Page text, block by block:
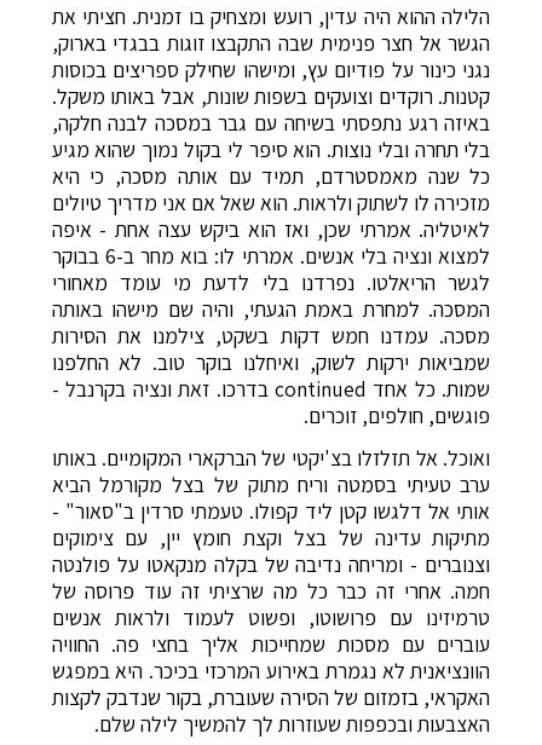
הלילה ההוא היה עדין, רועש ומצחיק בו זמנית. חציתי את
הגשר אל חצר פנימית שבה התקבצו זוגות בבגדי בארוק,
נגני כינור על פודיום עץ, ומישהו שחילק ספריצים בכוסות
קטנות. רוקדים וצועקים בשפות שונות, אבל באותו משקל.
באיזה רגע נתפסתי בשיחה עם גבר במסכה לבנה חלקה,
בלי תחרה ובלי נוצות. הוא סיפר לי בקול נמוך שהוא מגיע
כל שנה מאמסטרדם, תמיד עם אותה מסכה, כי היא
מזכירה לו לשתוק ולראות. הוא שאל אם אני מדריך טיולים
לאיטליה. אמרתי שכן, ואז הוא ביקש עצה אחת - איפה
למצוא ונציה בלי אנשים. אמרתי לו: בוא מחר ב-6 בבוקר
לגשר הריאלטו. נפרדנו בלי לדעת מי עומד מאחורי
המסכה. למחרת באמת הגעתי, והיה שם מישהו באותה
מסכה. עמדנו חמש דקות בשקט, צילמנו את הסירות
שמביאות ירקות לשוק, ואיחלנו בוקר טוב. לא החלפנו
שמות. כל אחד continued בדרכו. זאת ונציה בקרנבל -
פוגשים, חולפים, זוכרים.
ואוכל. אל תזלזלו בצ'יקטי של הברקארי המקומיים. באותו
ערב טעיתי בסמטה וריח מתוק של בצל מקורמל הביא
אותי אל דלגשו קטן ליד קפולו. טעמתי סרדין ב"סאור" -
מתיקות עדינה של בצל וקצת חומץ יין, עם צימוקים
וצנוברים - ומריחה נדיבה של בקלה מנקאטו על פולנטה
חמה. אחרי זה כבר כל מה שרציתי זה עוד פרוסה של
טרמיזינו עם פרושוטו, ופשוט לעמוד ולראות אנשים
עוברים עם מסכות שמחייכות אליך בחצי פה. החוויה
הוונציאנית לא נגמרת באירוע המרכזי בכיכר. היא במפגש
האקראי, בזמזום של הסירה שעוברת, בקור שנדבק לקצות
האצבעות ובכפפות שעוזרות לך להמשיך לילה שלם.